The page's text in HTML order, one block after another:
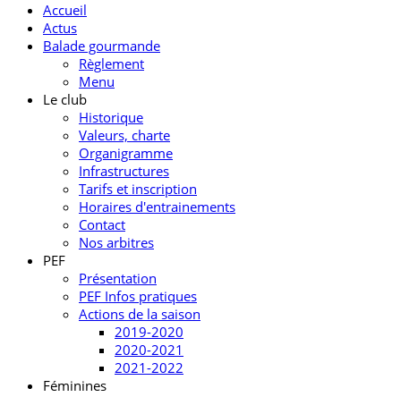
Accueil
Actus
Balade gourmande
Règlement
Menu
Le club
Historique
Valeurs, charte
Organigramme
Infrastructures
Tarifs et inscription
Horaires d'entrainements
Contact
Nos arbitres
PEF
Présentation
PEF Infos pratiques
Actions de la saison
2019-2020
2020-2021
2021-2022
Féminines